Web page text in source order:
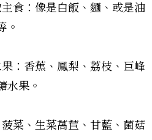
食：像是白飯、麵、或是油
。
：香蕉、鳳梨、荔枝、巨峰
水果。
菜、生菜萵苣、甘藍、菌菇